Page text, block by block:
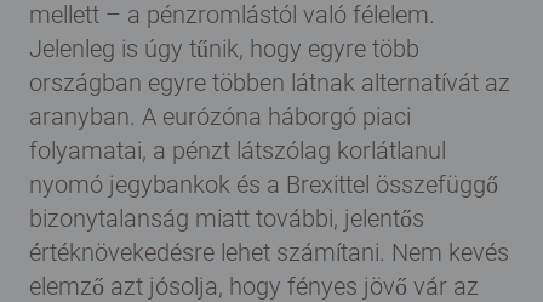
mellett – a pénzromlástól való félelem.
Jelenleg is úgy tűnik, hogy egyre több
országban egyre többen látnak alternatívát az
aranyban. A eurózóna háborgó piaci
folyamatai, a pénzt látszólag korlátlanul
nyomó jegybankok és a Brexittel összefüggő
bizonytalanság miatt további, jelentős
értéknövekedésre lehet számítani. Nem kevés
elemző azt jósolja, hogy fényes jövő vár az